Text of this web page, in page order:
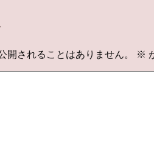
開されることはありません。 ※